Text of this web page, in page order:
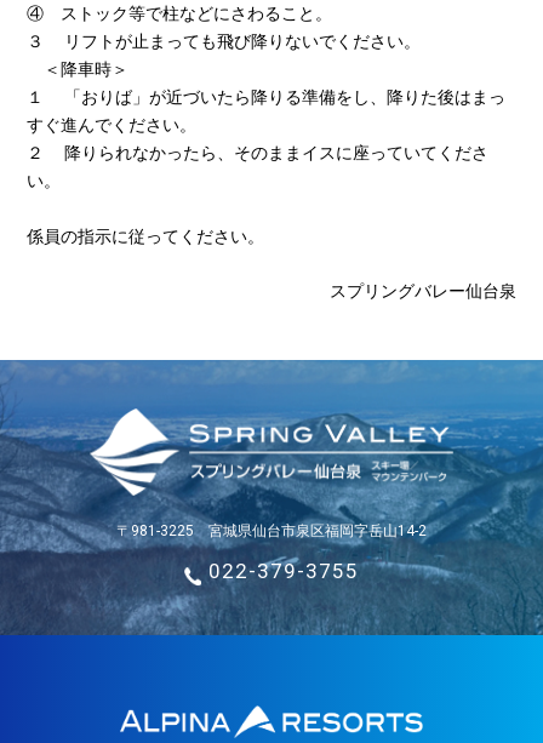
④ ストック等で柱などにさわること。
３ リフトが止まっても飛び降りないでください。
＜降車時＞
１ 「おりば」が近づいたら降りる準備をし、降りた後はまっ
すぐ進んでください。
２ 降りられなかったら、そのままイスに座っていてくださ
い。
係員の指示に従ってください。
スプリングバレー仙台泉
〒981-3225 宮城県仙台市泉区福岡字岳山14-2
022-379-3755